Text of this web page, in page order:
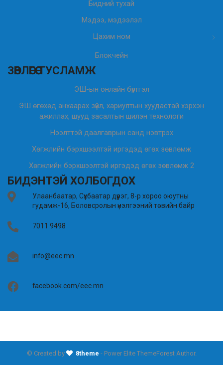
Бидний тухай
Мэдээ, мэдээлэл
Цахим ном
Блокчейн
ЗӨВЛӨГӨӨ ТУСЛАМЖ
ЭШ-ын онлайн бүртгэл
ЭШ өгөхөд анхаарах зүйл, хариултын хуудастай хэрхэн
ажиллах, шууд засалтын шилэн технологи
Нээлттэй даалгаврын санд нэвтрэх
Хөгжлийн бэрхшээлтэй иргэдэд өгөх зөвлөмж
Хөгжлийн бэрхшээлтэй иргэдэд өгөх зөвлөмж 2
БИДЭНТЭЙ ХОЛБОГДОХ
Улаанбаатар, Сүхбаатар дүүрэг, 8-р хороо оюутны
гудамж-16, Боловсролын үнэлгээний төвийн байр
7011 9498
info@eec.mn
facebook.com/eec.mn
© Created by 8theme - Power Elite ThemeForest Author.